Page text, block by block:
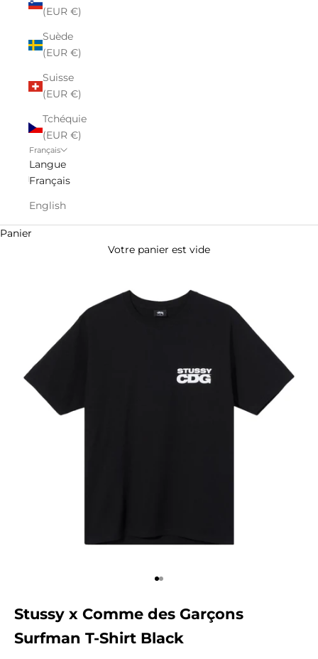
(EUR €)
Suède
(EUR €)
Suisse
(EUR €)
Tchéquie
(EUR €)
Français
Langue
Français
English
Panier
Votre panier est vide
Aller à l'élément 1
Aller à l'élément 2
Stussy x Comme des Garçons
Surfman T-Shirt Black